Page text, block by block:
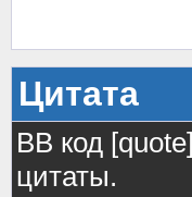
Цитата
BB код
цитаты.